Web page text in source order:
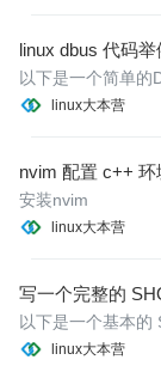
linux dbus 代码举
linux大本营
以下是一个简单的
nvim 配置 c++ 环
linux大本营
安装nvim
写一个完整的
态信息对应的结
linux大本营
以下是一个基本的
态信息对应的结构